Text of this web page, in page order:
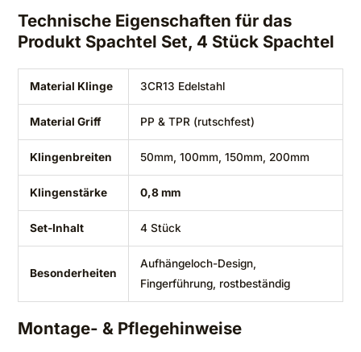
Technische Eigenschaften für das
Produkt Spachtel Set, 4 Stück Spachtel
Material Klinge 3CR13 Edelstahl
Material Griff PP & TPR (rutschfest)
Klingenbreiten 50mm, 100mm, 150mm, 200mm
Klingenstärke 0,8 mm
Set-Inhalt 4 Stück
Besonderheiten
Aufhängeloch-Design,
Fingerführung, rostbeständig
Montage- & Pflegehinweise